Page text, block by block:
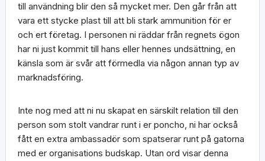
till användning blir den så mycket mer. Den går från att
vara ett stycke plast till att bli stark ammunition för er
och ert företag. I personen ni räddar från regnets ögon
har ni just kommit till hans eller hennes undsättning, en
känsla som är svår att förmedla via någon annan typ av
marknadsföring.
Inte nog med att ni nu skapat en särskilt relation till den
person som stolt vandrar runt i er poncho, ni har också
fått en extra ambassadör som spatserar runt på gatorna
med er organisations budskap. Utan ord visar denna